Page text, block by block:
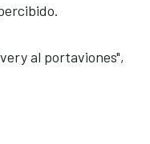
al portaviones",